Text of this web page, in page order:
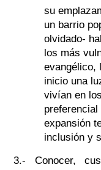
su
un barrio
olvidado-
los más
evangélico,
inicio una
vivían en
expansión
inclusión y
3.- Conocer,